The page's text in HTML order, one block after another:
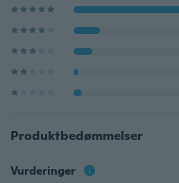
Produktbedømmelser
Vurderinger